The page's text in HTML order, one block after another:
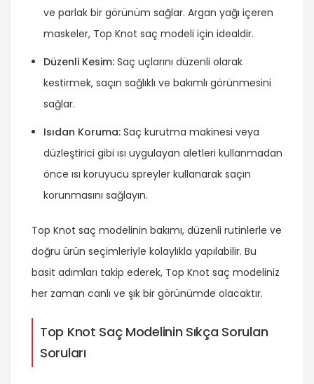
ve parlak bir görünüm sağlar. Argan yağı içeren
maskeler, Top Knot saç modeli için idealdir.
Düzenli Kesim: Saç uçlarını düzenli olarak
kestirmek, saçın sağlıklı ve bakımlı görünmesini
sağlar.
Isıdan Koruma: Saç kurutma makinesi veya
düzleştirici gibi ısı uygulayan aletleri kullanmadan
önce ısı koruyucu spreyler kullanarak saçın
korunmasını sağlayın.
Top Knot saç modelinin bakımı, düzenli rutinlerle ve
doğru ürün seçimleriyle kolaylıkla yapılabilir. Bu
basit adımları takip ederek, Top Knot saç modeliniz
her zaman canlı ve şık bir görünümde olacaktır.
Top Knot Saç Modelinin Sıkça Sorulan
Soruları